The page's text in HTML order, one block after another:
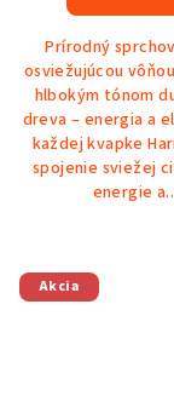
Prírodný
osviežujúcou
hlbokým tónom
dreva – energia a
každej kvapke
spojenie sviežej
energie
Akcia